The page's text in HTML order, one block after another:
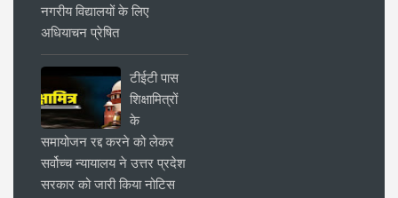
नगरीय विद्यालयों के लिए
अधियाचन प्रेषित
टीईटी पास
शिक्षामित्रों
के
समायोजन रद्द करने को लेकर
सर्वोच्च न्यायालय ने उत्तर प्रदेश
सरकार को जारी किया नोटिस